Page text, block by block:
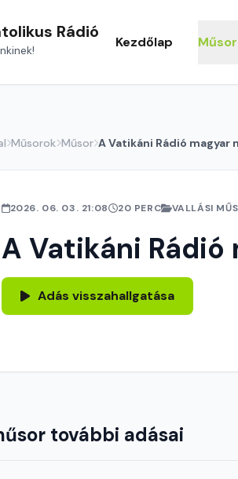
Rádió
Kezdőlap
Műsorok Műsor A Vatikáni Rádió magyar
2026. 06. 03. 21:08 20 PERC VALLÁSI
A Vatikáni
Adás visszahallgatása
további adásai